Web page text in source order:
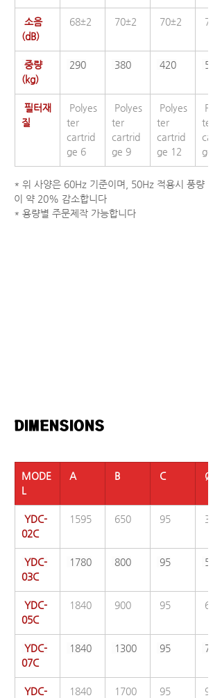
소음
(dB)
68±2 70±2 70±2 72±2
중량
(kg)
290 380 420 510
필터재
질
Polyes
ter
cartrid
ge 6
Polyes
ter
cartrid
ge 9
Polyes
ter
cartrid
ge 12
ter
ge 18
* 위 사양은 60Hz 기준이며, 50Hz 적용시 풍량
이 약 20% 감소합니다
* 용량별 주문제작 가능합니다
DIMENSIONS
MODE
L
A B C ØD
YDC-
02C
1595 650 95 380
YDC-
03C
1780 800 95 500
YDC-
05C
1840 900 95 600
YDC-
07C
1840 1300 95 700
YDC-
1840 1700 95 900